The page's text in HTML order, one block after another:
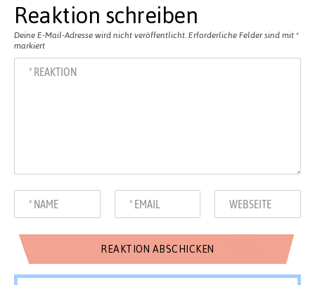
Reaktion schreiben
Deine E-Mail-Adresse wird nicht veröffentlicht. Erforderliche Felder sind mit *
markiert